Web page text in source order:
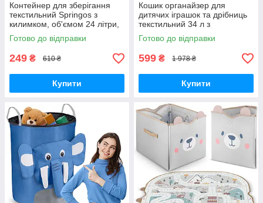
Контейнер для зберігання
текстильний Springos з
килимком, об'ємом 24 літри,
для іграшок та аксесуарів
HA0130 GoodPlace
Готово до відправки
249 ₴ 610 ₴
Купити
Кошик органайзер для
дитячих іграшок та дрібниць
текстильний 34 л з
вкладишем-килимком
Springos HA0134 GoodPlace
Готово до відправки
599 ₴ 1 978 ₴
Купити